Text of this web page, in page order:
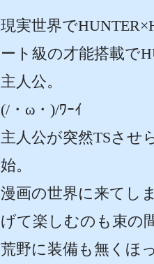
現実世界で
ート級の才能搭載で
主人公。
(/・ω・)/ﾜｰｲ
主人公が突然TSさせ
始。
漫画の世界に来てし
げて楽しむのも束の間
荒野に装備も無くほ